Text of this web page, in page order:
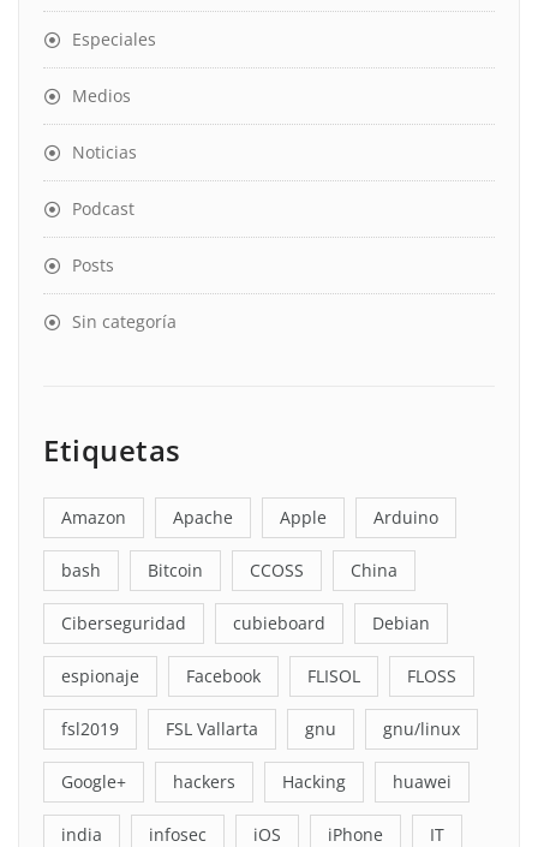
Especiales
Medios
Noticias
Podcast
Posts
Sin categoría
Etiquetas
Amazon Apache Apple Arduino
bash Bitcoin CCOSS China
Ciberseguridad cubieboard Debian
espionaje Facebook FLISOL FLOSS
fsl2019 FSL Vallarta gnu gnu/linux
Google+ hackers Hacking huawei
india infosec iOS iPhone IT